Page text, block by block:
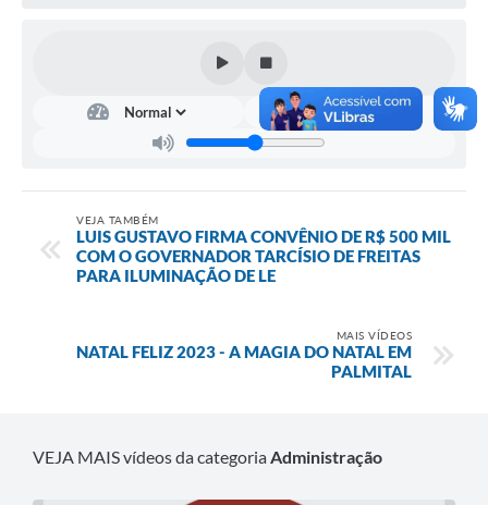
VEJA TAMBÉM
LUIS GUSTAVO FIRMA CONVÊNIO DE R$ 500 MIL
COM O GOVERNADOR TARCÍSIO DE FREITAS
PARA ILUMINAÇÃO DE LE
MAIS VÍDEOS
NATAL FELIZ 2023 - A MAGIA DO NATAL EM
PALMITAL
VEJA MAIS vídeos da categoria Administração